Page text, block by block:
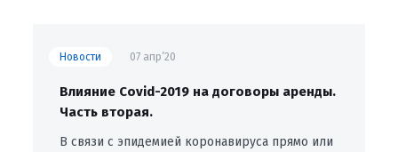
Новости 07 апр’20
Влияние Covid-2019 на договоры аренды.
Часть вторая.
В связи с эпидемией коронавируса прямо или